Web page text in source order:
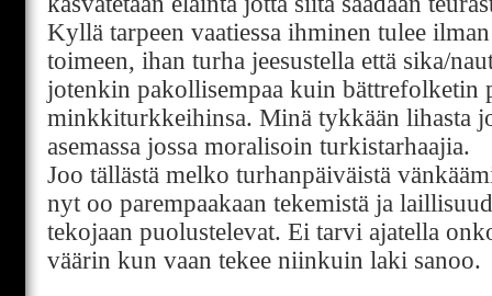
Kyllä tarpeen vaatiessa ihminen tulee
toimeen, ihan turha jeesustella että sika/
jotenkin pakollisempaa kuin bättrefolketin
minkkiturkkeihinsa. Minä tykkään lihasta
asemassa jossa moralisoin turkistarhaajia.
Joo tällästä melko turhanpäiväistä
nyt oo parempaakaan tekemistä ja
tekojaan puolustelevat. Ei tarvi ajatella
väärin kun vaan tekee niinkuin laki sanoo.